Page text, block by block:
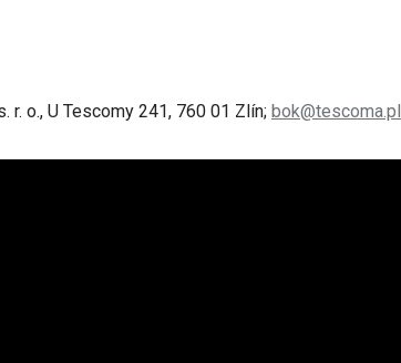
r. o., U Tescomy 241, 760 01 Zlín; bok@tescoma.pl